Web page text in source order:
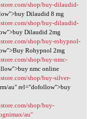
shop/buy-dilaudid-
Dilaudid 8 mg
shop/buy-dilaudid-
Dilaudid 2mg
shop/buy-rohypnol-
Rohypnol 2mg
shop/buy-nmc-
nmc online
shop/buy-silver-
au" rel="dofollow">buy
shop/buy-
au"